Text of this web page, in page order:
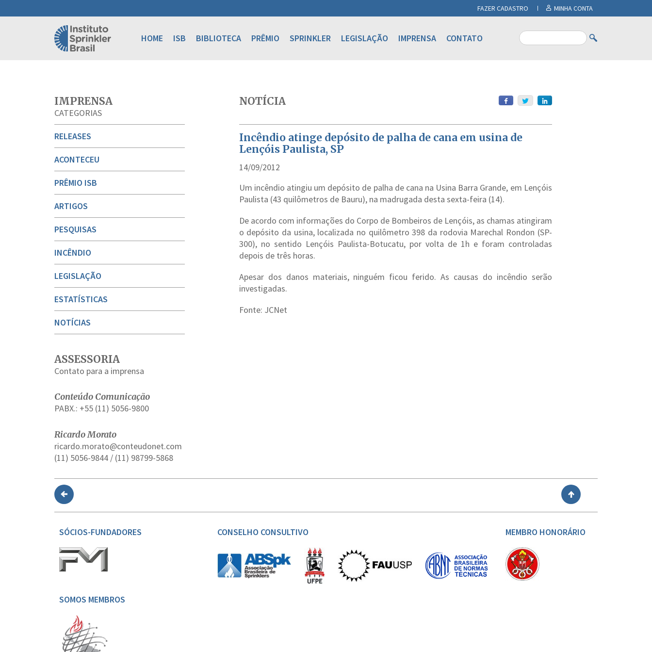
FAZER CADASTRO MINHA CONTA
HOME ISB BIBLIOTECA PRÊMIO SPRINKLER LEGISLAÇÃO IMPRENSA CONTATO
IMPRENSA
CATEGORIAS
RELEASES
ACONTECEU
PRÊMIO ISB
ARTIGOS
PESQUISAS
INCÊNDIO
LEGISLAÇÃO
ESTATÍSTICAS
NOTÍCIAS
ASSESSORIA
Contato para a imprensa
Conteúdo Comunicação
PABX.: +55 (11) 5056-9800
Ricardo Morato
ricardo.morato@conteudonet.com
(11) 5056-9844 / (11) 98799-5868
NOTÍCIA
Incêndio atinge depósito de palha de cana em usina de
Lençóis Paulista, SP
14/09/2012
Um incêndio atingiu um depósito de palha de cana na Usina Barra Grande, em Lençóis
Paulista (43 quilômetros de Bauru), na madrugada desta sexta-feira (14).
De acordo com informações do Corpo de Bombeiros de Lençóis, as chamas atingiram
o depósito da usina, localizada no quilômetro 398 da rodovia Marechal Rondon (SP-
300), no sentido Lençóis Paulista-Botucatu, por volta de 1h e foram controladas
depois de três horas.
Apesar dos danos materiais, ninguém ficou ferido. As causas do incêndio serão
investigadas.
Fonte: JCNet
SÓCIOS-FUNDADORES CONSELHO CONSULTIVO MEMBRO HONORÁRIO
SOMOS MEMBROS